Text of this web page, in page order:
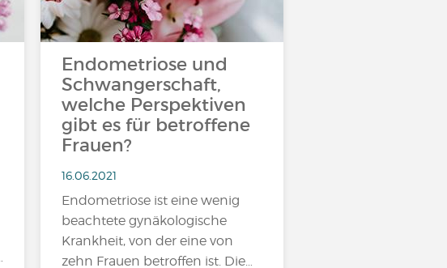
Endometriose und
Schwangerschaft,
welche Perspektiven
gibt es für betroffene
Frauen?
16.06.2021
Endometriose ist eine wenig
beachtete gynäkologische
Krankheit, von der eine von
zehn Frauen betroffen ist. Die…